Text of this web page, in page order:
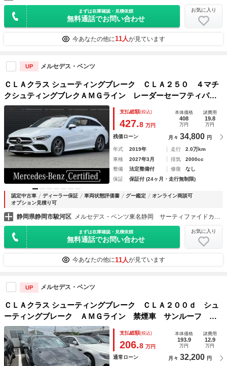
まずは在庫確認・見積依頼
無料通話でお問い合わせ
お気に入り
今あなたの他に11人が見ています
UP メルセデス・ベンツ
ＣＬＡクラス シューティングブレーク ＣＬＡ２５０ ４マチ
クシュティングブレクＡＭＧライン レーダーセーフティパッ
ケージ／ＡＭＧレザーエクスクルーシブパッケージ／アドバン
スドパッケージ／パノラミックスライディングルーフ／デジタ
ルホワイト／本革シート（チタニウムグレー）ヘッドアップデ
ィスプレイ
支払総額(税込)
427.8 万円
本体価格
408
万円
諸費用
19.8
万円
残価ローン 月々 34,800 円
年式 2019年 走行
2.0万km
車検
2027年3月 排気
2000cc
整備
法定整備付 修復
なし
保証
保証付 (24ヶ月・走行無制限)
認定中古車 ディーラー保証 車両状態評価書 グー鑑定
オンライン商談可
オプション見積り可
静岡県静岡市駿河区 メルセデス・ベンツ東名静岡 サーティファイドカーセンター （株）シュテルン世田谷
まずは在庫確認・見積依頼
無料通話でお問い合わせ
お気に入り
今あなたの他に11人が見ています
UP メルセデス・ベンツ
ＣＬＡクラス シューティングブレーク ＣＬＡ２００ｄ シュ
ーティングブレーク ＡＭＧライン 禁煙車 サンルーフ レ
ザーエクスクルーシブＰＫＧ レーダーセーフティＰＫＧ ヘ
ッドアップディスプレイ 黒赤革シート アンビエントライ
ト 純正ナビ フルセグＴＶ 全周囲カメラ 純正１８インチ
ＡＷ ＥＴＣ
支払総額(税込)
206.8 万円
本体価格
193.9
万円
諸費用
12.9
万円
通常ローン 月々 32,200 円